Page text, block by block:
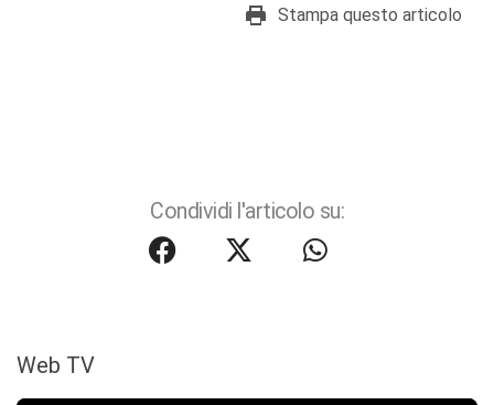
Stampa questo articolo
Condividi l'articolo su:
Web TV